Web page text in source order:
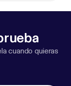
cuando quieras